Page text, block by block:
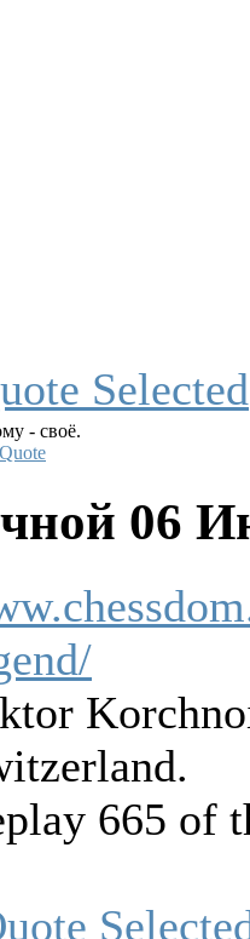
- своё.
Quote
06
665 of